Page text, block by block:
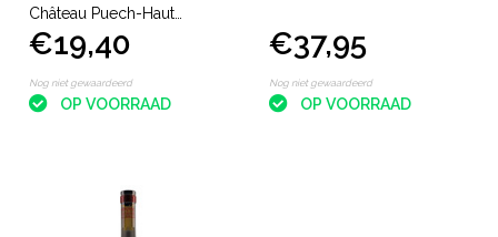
Château Puech-Haut
Prestige Rouge
€19,40
Nog niet gewaardeerd
OP VOORRAAD
€37,95
Nog niet gewaardeerd
OP VOORRAAD